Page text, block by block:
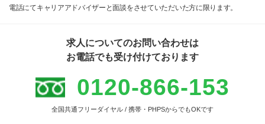
電話にてキャリアアドバイザーと面談をさせていただいた方に限ります。
求人についてのお問い合わせは
お電話でも受け付けております
0120-866-153
全国共通フリーダイヤル / 携帯・PHPSからでもOKです